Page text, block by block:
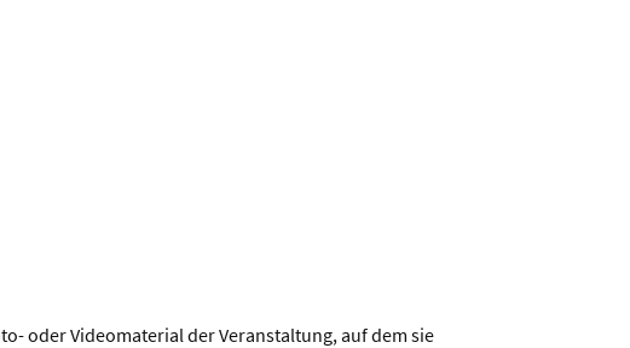
oder Videomaterial der Veranstaltung, auf dem sie